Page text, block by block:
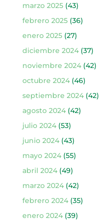
marzo 2025(43)
febrero 2025(36)
enero 2025(27)
diciembre 2024(37)
noviembre 2024(42)
octubre 2024(46)
septiembre 2024(42)
agosto 2024(42)
julio 2024(53)
junio 2024(43)
mayo 2024(55)
abril 2024(49)
marzo 2024(42)
febrero 2024(35)
enero 2024(39)